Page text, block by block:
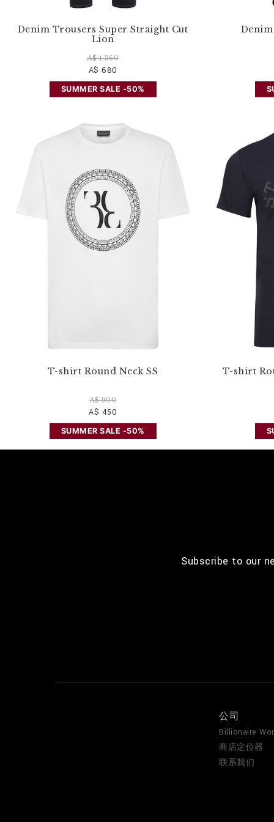
Denim Trousers Super Straight Cut
Lion
A$ 1.360
A$ 680
SUMMER SALE -50%
T-shirt Round Neck SS
A$ 900
A$ 450
SUMMER SALE -50%
T-shirt
Subscribe to our
公司
Billionaire
商店定位器
联系我们